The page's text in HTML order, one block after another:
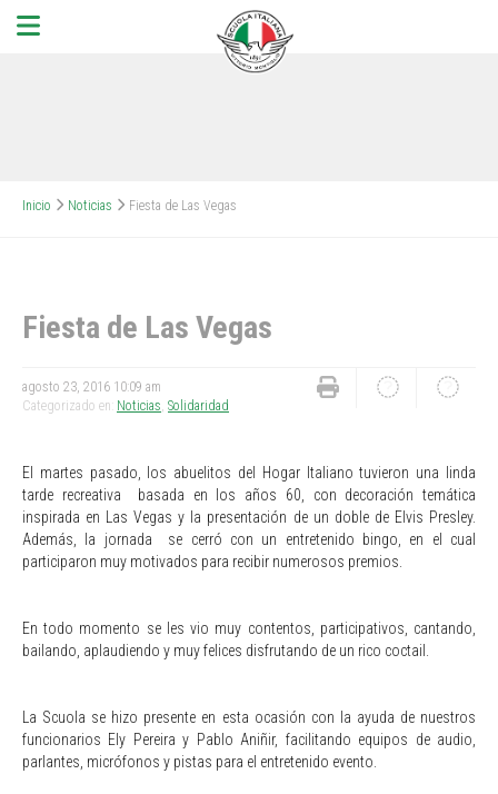
Inicio Noticias Fiesta de Las Vegas
Fiesta de Las Vegas
agosto 23, 2016 10:09 am
Categorizado en: Noticias Solidaridad
El martes pasado, los abuelitos del Hogar Italiano tuvieron una linda
tarde recreativa basada en los años 60, con decoración temática
inspirada en Las Vegas y la presentación de un doble de Elvis Presley.
Además, la jornada se cerró con un entretenido bingo, en el cual
participaron muy motivados para recibir numerosos premios.
En todo momento se les vio muy contentos, participativos, cantando,
bailando, aplaudiendo y muy felices disfrutando de un rico coctail.
La Scuola se hizo presente en esta ocasión con la ayuda de nuestros
funcionarios Ely Pereira y Pablo Aniñir, facilitando equipos de audio,
parlantes, micrófonos y pistas para el entretenido evento.